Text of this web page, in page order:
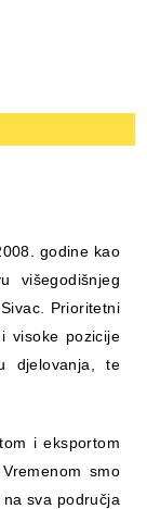
godine kao
višegodišnjeg
Prioritetni
visoke pozicije
djelovanja, te
i eksportom
smo
sva područja